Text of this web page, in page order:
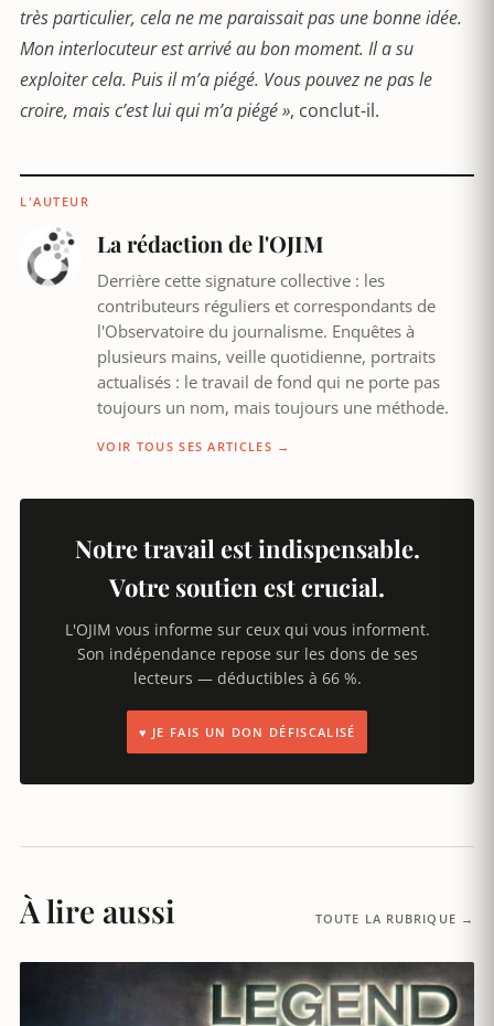
très particulier, cela ne me paraissait pas une bonne idée.
Mon interlocuteur est arrivé au bon moment. Il a su
exploiter cela. Puis il m’a piégé. Vous pouvez ne pas le
croire, mais c’est lui qui m’a piégé », conclut-il.
L'AUTEUR
La rédaction de l'OJIM
Derrière cette signature collective : les
contributeurs réguliers et correspondants de
l'Observatoire du journalisme. Enquêtes à
plusieurs mains, veille quotidienne, portraits
actualisés : le travail de fond qui ne porte pas
toujours un nom, mais toujours une méthode.
VOIR TOUS SES ARTICLES →
Notre travail est indispensable.
Votre soutien est crucial.
L'OJIM vous informe sur ceux qui vous informent.
Son indépendance repose sur les dons de ses
lecteurs — déductibles à 66 %.
♥ JE FAIS UN DON DÉFISCALISÉ
À lire aussi TOUTE LA RUBRIQUE →